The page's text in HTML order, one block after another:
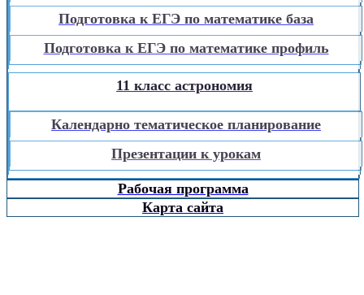
Подготовка к ЕГЭ по математике база
Подготовка к ЕГЭ по математике профиль
11 класс астрономия
Календарно тематическое планирование
Презентации к урокам
Рабочая программа
Карта сайта